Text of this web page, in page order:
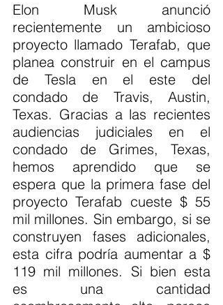
Elon Musk anunció
recientemente un ambicioso
proyecto llamado Terafab, que
planea construir en el campus
de Tesla en el este del
condado de Travis, Austin,
Texas. Gracias a las recientes
audiencias judiciales en el
condado de Grimes, Texas,
hemos aprendido que se
espera que la primera fase del
proyecto Terafab cueste $ 55
mil millones. Sin embargo, si se
construyen fases adicionales,
esta cifra podría aumentar a $
119 mil millones. Si bien esta
es una cantidad